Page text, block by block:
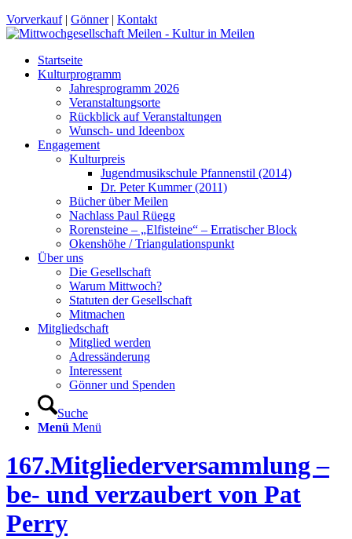
Vorverkauf| Gönner| Kontakt
Startseite
Kulturprogramm
Jahresprogramm 2026
Veranstaltungsorte
Rückblick auf Veranstaltungen
Wunsch- und Ideenbox
Engagement
Kulturpreis
Jugendmusikschule Pfannenstil (2014)
Dr. Peter Kummer (2011)
Bücher über Meilen
Nachlass Paul Rüegg
Rorensteine – „Elfisteine“ – Erratischer Block
Okenshöhe / Triangulationspunkt
Über uns
Die Gesellschaft
Warum Mittwoch?
Statuten der Gesellschaft
Mitmachen
Mitgliedschaft
Mitglied werden
Adressänderung
Interessent
Gönner und Spenden
Suche
Menü Menü
167.Mitgliederversammlung –
be- und verzaubert von Pat
Perry